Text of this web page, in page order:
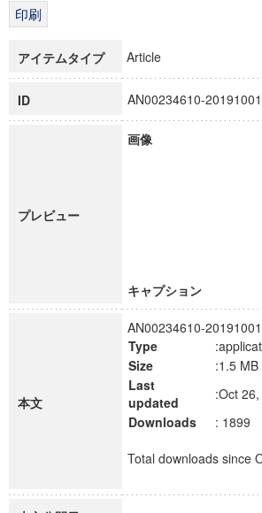
博士課程教育リーディングプログラ
アイテムタイプ Article
ID AN00234610-
プレビュー
画像
キャプション
本文
AN00234610-
Type
Size
:1.5 MB
Last
updated
:Oct 26,
Downloads
: 1899
Total downloads since